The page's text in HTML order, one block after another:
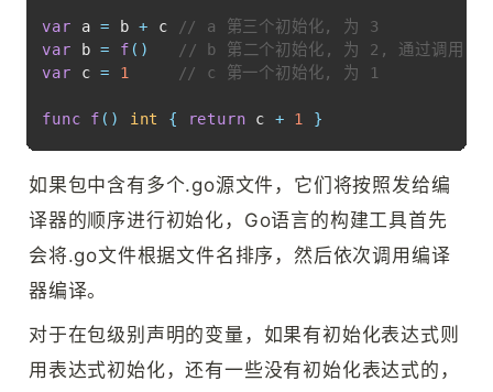
var a = b + c
// a 第三个初始化, 为 3
var b = f ( )
// b 第二个初始化, 为 2, 通过调用 f
var c = 1 // c 第一个初始化, 为 1
func f ( ) int { return c + 1 }
如果包中含有多个.go源文件，它们将按照发给编
译器的顺序进行初始化，Go语言的构建工具首先
会将.go文件根据文件名排序，然后依次调用编译
器编译。
对于在包级别声明的变量，如果有初始化表达式则
用表达式初始化，还有一些没有初始化表达式的，